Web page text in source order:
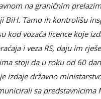
na graničnim
BiH. Tamo ih kontrolišu
kod vozača licence koje
i veza RS, daju im
stoji da u roku od 60
izdaje državno
sa predstavnicima